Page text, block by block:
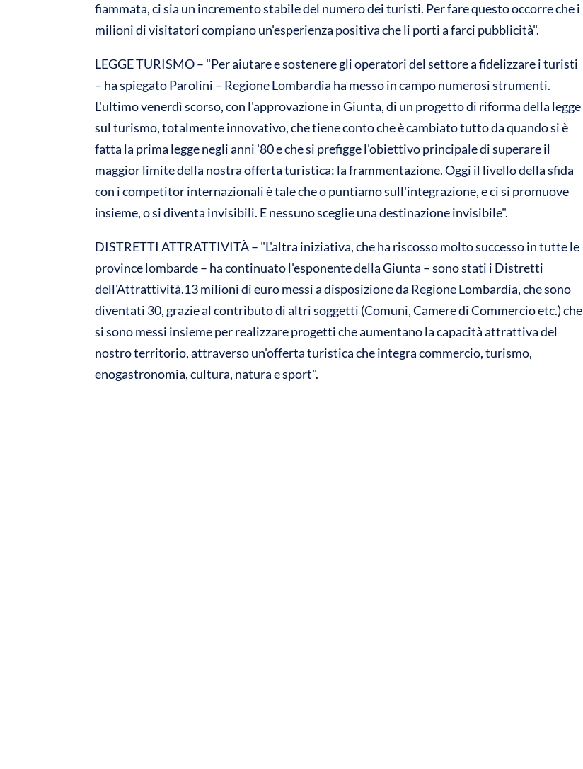
fiammata, ci sia un incremento stabile del numero dei turisti. Per fare questo occorre che i
milioni di visitatori compiano un'esperienza positiva che li porti a farci pubblicità".
LEGGE TURISMO – "Per aiutare e sostenere gli operatori del settore a fidelizzare i turisti
– ha spiegato Parolini – Regione Lombardia ha messo in campo numerosi strumenti.
L'ultimo venerdì scorso, con l'approvazione in Giunta, di un progetto di riforma della legge
sul turismo, totalmente innovativo, che tiene conto che è cambiato tutto da quando si è
fatta la prima legge negli anni '80 e che si prefigge l'obiettivo principale di superare il
maggior limite della nostra offerta turistica: la frammentazione. Oggi il livello della sfida
con i competitor internazionali è tale che o puntiamo sull'integrazione, e ci si promuove
insieme, o si diventa invisibili. E nessuno sceglie una destinazione invisibile".
DISTRETTI ATTRATTIVITÀ – "L'altra iniziativa, che ha riscosso molto successo in tutte le
province lombarde – ha continuato l'esponente della Giunta – sono stati i Distretti
dell'Attrattività.13 milioni di euro messi a disposizione da Regione Lombardia, che sono
diventati 30, grazie al contributo di altri soggetti (Comuni, Camere di Commercio etc.) che
si sono messi insieme per realizzare progetti che aumentano la capacità attrattiva del
nostro territorio, attraverso un'offerta turistica che integra commercio, turismo,
enogastronomia, cultura, natura e sport".